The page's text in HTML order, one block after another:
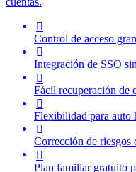

Control de acceso

Integración de SSO

Fácil recuperación de

Flexibilidad para auto

Corrección de riesgos

Plan familiar gratuito